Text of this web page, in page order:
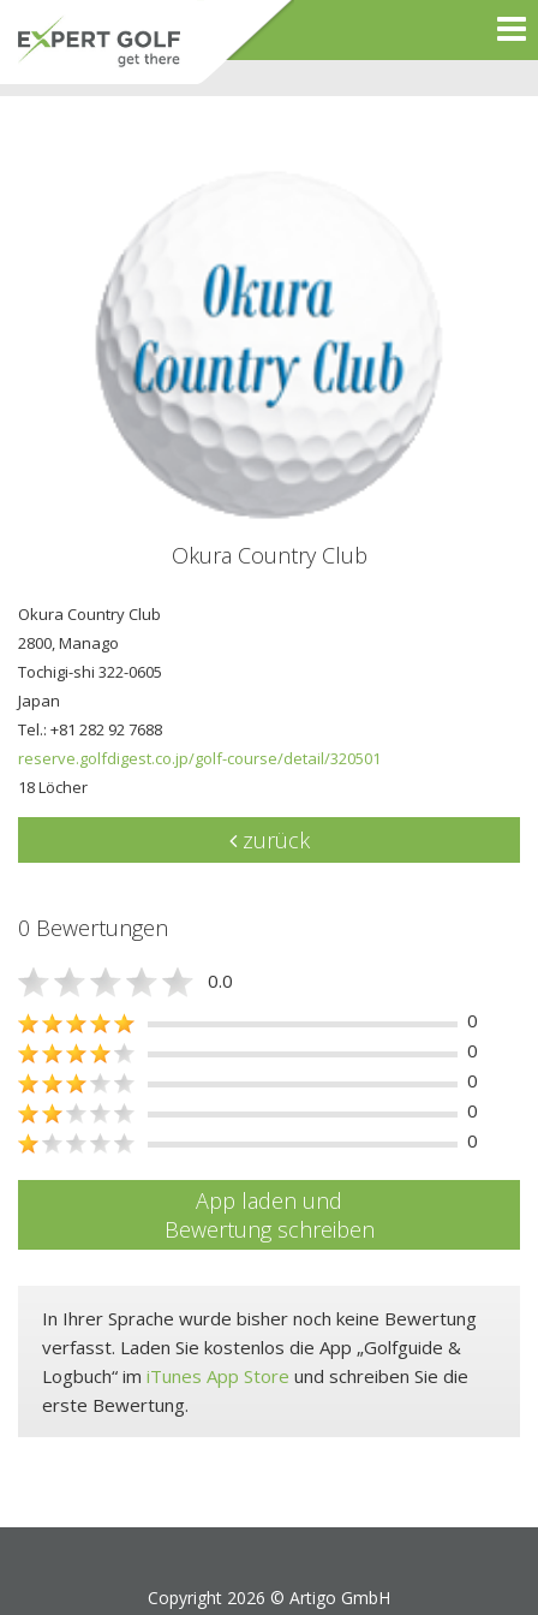
Okura Country Club
Okura Country Club
2800, Manago
Tochigi-shi 322-0605
Japan
Tel.: +81 282 92 7688
reserve.golfdigest.co.jp/golf-course/detail/320501
18 Löcher
zurück
0 Bewertungen
0.0
0
0
0
0
0
App laden und
Bewertung schreiben
In Ihrer Sprache wurde bisher noch keine Bewertung
verfasst. Laden Sie kostenlos die App „Golfguide &
Logbuch“ im iTunes App Store und schreiben Sie die
erste Bewertung.
Copyright 2026 © Artigo GmbH